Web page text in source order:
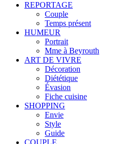
REPORTAGE
Couple
Temps présent
HUMEUR
Portrait
Mme à Beyrouth
ART DE VIVRE
Décoration
Diététique
Évasion
Fiche cuisine
SHOPPING
Envie
Style
Guide
COUPLE